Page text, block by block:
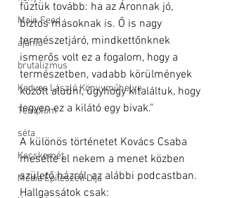
Main Feed
ajánló
brutalizmus
Kedves László Könyvműhelye
Templom
séta
Kecskemét
Média Építészeti Díja
fűztük tovább: ha az Áronnak jó,
biztos másoknak is. Ő is nagy
természetjáró, mindkettőnknek
ismerős volt ez a fogalom, hogy a
természetben, vadabb körülmények
között aludni, úgyhogy kitaláltuk, hogy
legyen ez a kilátó egy bivak."
A különös történetet Kovács Csaba
mesélte el nekem a menet közben
születő házról, az alábbi podcastban.
Hallgassátok csak: